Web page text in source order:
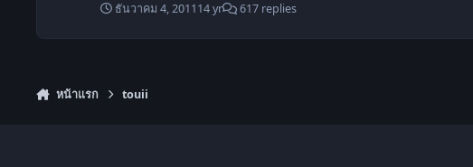
ธันวาคม 4, 201114 yr 617 replies
หน้าแรก touii